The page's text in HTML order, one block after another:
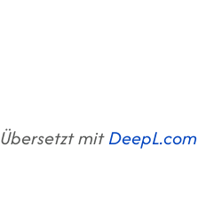
Übersetzt mitDeepL.com